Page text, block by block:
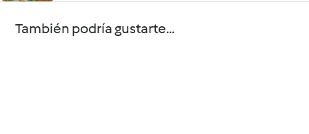
También podría gustarte...